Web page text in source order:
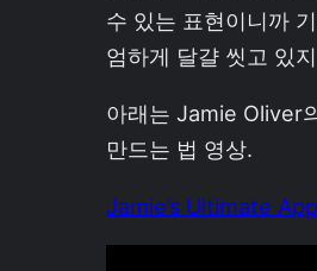
수 있는 표현이니까
엄하게 달걀 씻고 있
아래는 Jamie Oliver
만드는 법 영상.
Jamie’s Ultimate